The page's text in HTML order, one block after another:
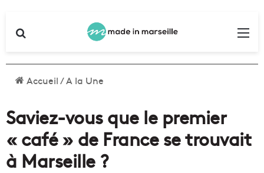
Accueil/A la Une
Saviez-vous que le premier
« café » de France se trouvait
à Marseille ?